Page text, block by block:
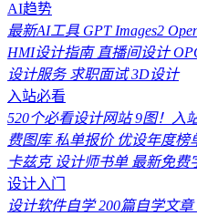
AI趋势
最新AI工具 GPT Images2
HMI设计指南直播间设计
设计服务求职面试3D设计
入站必看
520个必看设计网站9图！入
费图库私单报价优设年度榜
卡兹克设计师书单最新免费
设计入门
设计软件自学200篇自学文章